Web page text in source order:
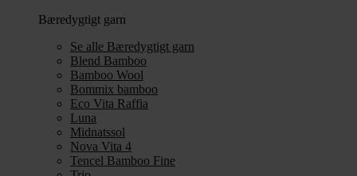
Bæredygtigt garn
Se alle Bæredygtigt garn
Blend Bamboo
Bamboo Wool
Bommix bamboo
Eco Vita Raffia
Luna
Midnatssol
Nova Vita 4
Tencel Bamboo Fine